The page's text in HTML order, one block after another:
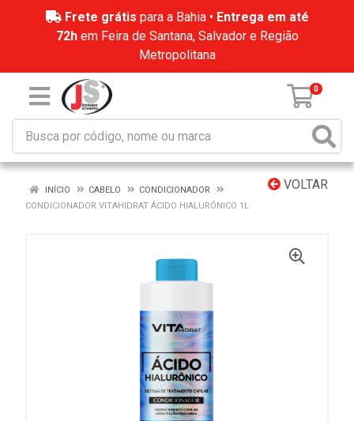
Frete grátis para a Bahia • Entrega em até
72hem Feira de Santana, Salvador e Região
Metropolitana
0
VOLTAR
INÍCIO CABELO
CONDICIONADOR
CONDICIONADOR VITAHIDRAT ÁCIDO HIALURÔNICO 1L